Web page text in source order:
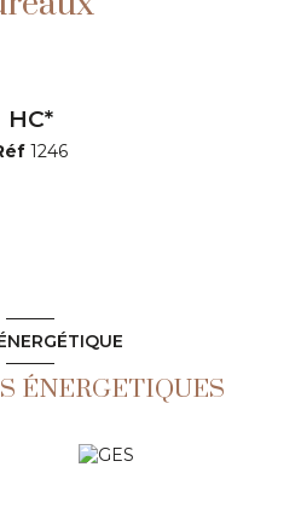
HC*
1246
ÉNERGETIQUES